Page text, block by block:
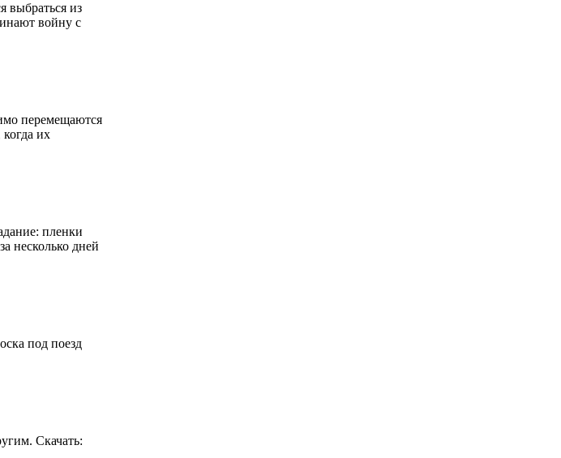
выбраться из
войну с
перемещаются
их
пленки
несколько дней
под поезд
Скачать: